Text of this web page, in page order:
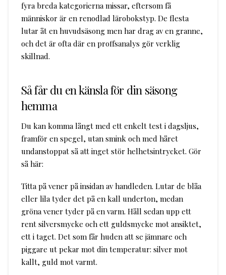
fyra breda kategorierna missar, eftersom få
människor är en renodlad lärobokstyp. De flesta
lutar åt en huvudsäsong men har drag av en granne,
och det är ofta där en proffsanalys gör verklig
skillnad.
Så får du en känsla för din säsong
hemma
Du kan komma långt med ett enkelt test i dagsljus,
framför en spegel, utan smink och med håret
undanstoppat så att inget stör helhetsintrycket. Gör
så här:
Titta på vener på insidan av handleden. Lutar de blåa
eller lila tyder det på en kall underton, medan
gröna vener tyder på en varm. Håll sedan upp ett
rent silversmycke och ett guldsmycke mot ansiktet,
ett i taget. Det som får huden att se jämnare och
piggare ut pekar mot din temperatur: silver mot
kallt, guld mot varmt.